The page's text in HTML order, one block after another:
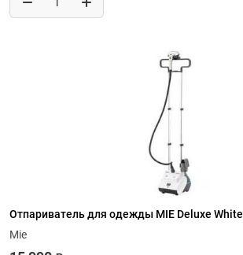
Отпариватель для одежды MIE Deluxe White
Mie